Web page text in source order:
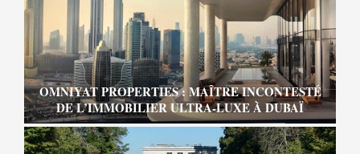
OMNIYAT PROPERTIES : MAÎTRE INCONTESTÉ
DE L’IMMOBILIER ULTRA-LUXE À DUBAÏ